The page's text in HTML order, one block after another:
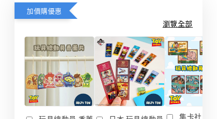
加價購優惠
瀏覽全部
集卡社 玩